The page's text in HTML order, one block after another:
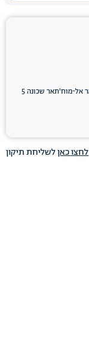
הכביש הראשי רחוב עומאר אל-מוח'תאר שכונה 5
לחצו כאןלשליחת תיקון